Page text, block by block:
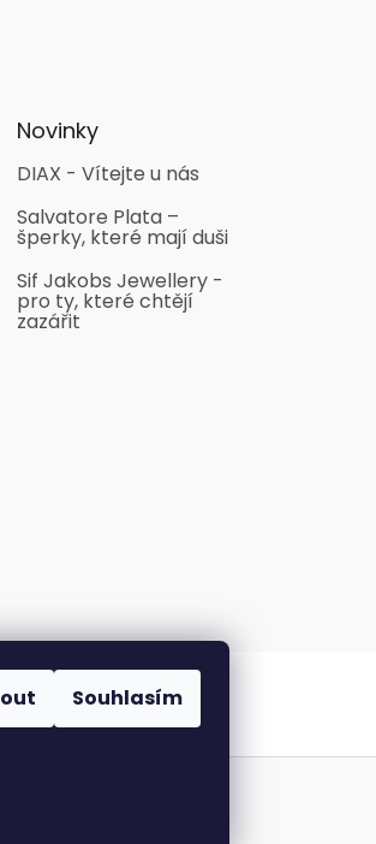
Souhlasím
Novinky
DIAX - Vítejte u nás
Salvatore Plata –
šperky, které mají duši
Sif Jakobs Jewellery -
pro ty, které chtějí
zazářit